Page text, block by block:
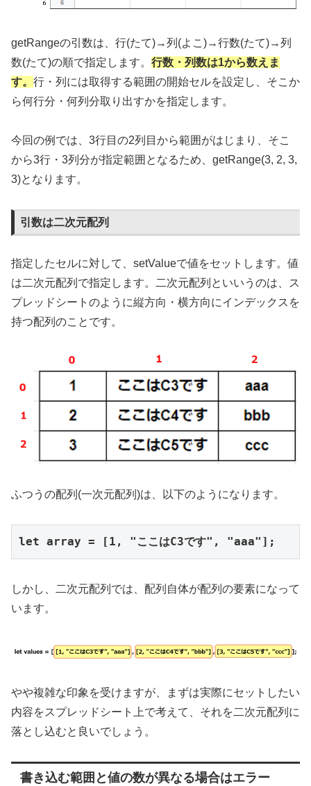
getRangeの引数は、行(たて)→列(よこ)→行数(たて)→列
数(たて)の順で指定します。 行数・列数は1から数えま
す。 行・列には取得する範囲の開始セルを設定し、そこか
ら何行分・何列分取り出すかを指定します。
今回の例では、3行目の2列目から範囲がはじまり、そこ
から3行・3列分が指定範囲となるため、getRange(3, 2, 3,
3)となります。
引数は二次元配列
指定したセルに対して、setValueで値をセットします。値
は二次元配列で指定します。二次元配列といいうのは、ス
プレッドシートのように縦方向・横方向にインデックスを
持つ配列のことです。
ふつうの配列(一次元配列)は、以下のようになります。
let array = [1, "ここはC3です", "aaa"];
しかし、二次元配列では、配列自体が配列の要素になって
います。
やや複雑な印象を受けますが、まずは実際にセットしたい
内容をスプレッドシート上で考えて、それを二次元配列に
落とし込むと良いでしょう。
書き込む範囲と値の数が異なる場合はエラー